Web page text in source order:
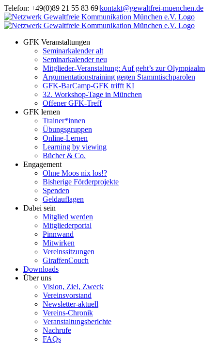
Zum
Inhalt
springen
Telefon: +49(0)89 21 55 83 69|kontakt@gewaltfrei-muenchen.de
Einloggen
Seminarkalender
Infos
zum
GFK Veranstaltungen
Seminarkalender alt
Seminarkalender neu
Mitglieder-Veranstaltung: Auf geht’s zur Olympiaalm
Argumentationstraining gegen Stammtischparolen
GFK-BarCamp-GFK trifft KI
32. Workshop-Tage in München
Offener GFK-Treff
GFK lernen
Trainer*innen
Übungsgruppen
Online-Lernen
Learning by viewing
Bücher & Co.
Engagement
Ohne Moos nix los!?
Bisherige Förderprojekte
Spenden
Geldauflagen
Dabei sein
Mitglied werden
Mitgliederportal
Pinnwand
Mitwirken
Vereinssitzungen
GiraffenCouch
Downloads
Über uns
Vision, Ziel, Zweck
Vereinsvorstand
Newsletter-aktuell
Vereins-Chronik
Veranstaltungsberichte
Nachrufe
FAQs